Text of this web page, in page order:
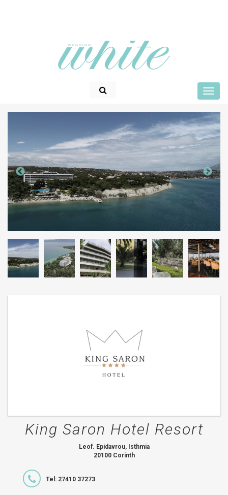
King Saron Hotel Resort
Leof. Epidavrou, Isthmia
20100 Corinth
Tel: 27410 37273